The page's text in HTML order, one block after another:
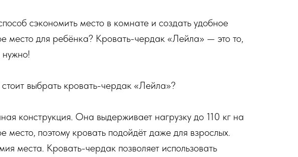
сэкономить место в комнате и создать удобное
место для ребёнка? Кровать-чердак «Лейла» — это то,
нужно!
выбрать кровать-чердак «Лейла»?
конструкция. Она выдерживает нагрузку до 110 кг на
место, поэтому кровать подойдёт даже для взрослых.
места. Кровать-чердак позволяет использовать